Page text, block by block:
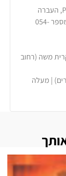
כרטיסי אשראי, PayPal, העברה
בנקאית או באפליקציות Bit / Paybox (למספר 054-
משה (רחוב
| מעלה